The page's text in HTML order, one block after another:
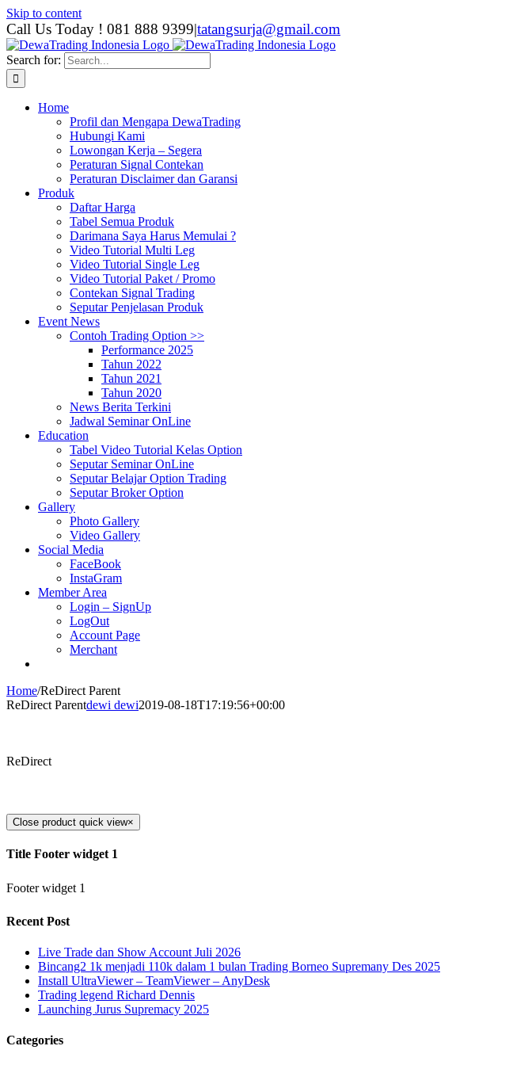
Skip to content
Call Us Today ! 081 888 9399|tatangsurja@gmail.com
Search for:
Home
Profil dan Mengapa DewaTrading
Hubungi Kami
Lowongan Kerja – Segera
Peraturan Signal Contekan
Peraturan Disclaimer dan Garansi
Produk
Daftar Harga
Tabel Semua Produk
Darimana Saya Harus Memulai ?
Video Tutorial Multi Leg
Video Tutorial Single Leg
Video Tutorial Paket / Promo
Contekan Signal Trading
Seputar Penjelasan Produk
Event News
Contoh Trading Option >>
Performance 2025
Tahun 2022
Tahun 2021
Tahun 2020
News Berita Terkini
Jadwal Seminar OnLine
Education
Tabel Video Tutorial Kelas Option
Seputar Seminar OnLine
Seputar Belajar Option Trading
Seputar Broker Option
Gallery
Photo Gallery
Video Gallery
Social Media
FaceBook
InstaGram
Member Area
Login – SignUp
LogOut
Account Page
Merchant
Home/ReDirect Parent
ReDirect Parentdewi dewi2019-08-18T17:19:56+00:00
ReDirect
Close product quick view×
Title Footer widget 1
Footer widget 1
Recent Post
Live Trade dan Show Account Juli 2026
Bincang2 1k menjadi 110k dalam 1 bulan Trading Borneo Supremany Des 2025
Install UltraViewer – TeamViewer – AnyDesk
Trading legend Richard Dennis
Launching Jurus Supremacy 2025
Categories